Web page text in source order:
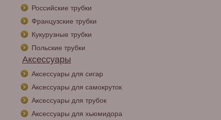
Российские трубки
Французские трубки
Кукурузные трубки
Польские трубки
Аксессуары
Аксессуары для сигар
Аксессуары для самокруток
Аксессуары для трубок
Аксессуары для хьюмидора